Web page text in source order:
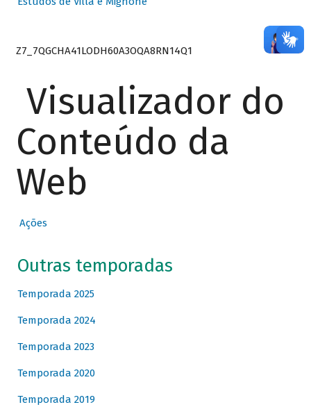
Z7_7QGCHA41LODH60A3OQA8RN14Q1
Visualizador do
Conteúdo da
Web
Ações
Outras temporadas
Temporada 2025
Temporada 2024
Temporada 2023
Temporada 2020
Temporada 2019